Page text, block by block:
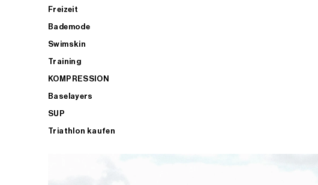
Freizeit
Bademode
Swimskin
Training
KOMPRESSION
Baselayers
SUP
Triathlon kaufen